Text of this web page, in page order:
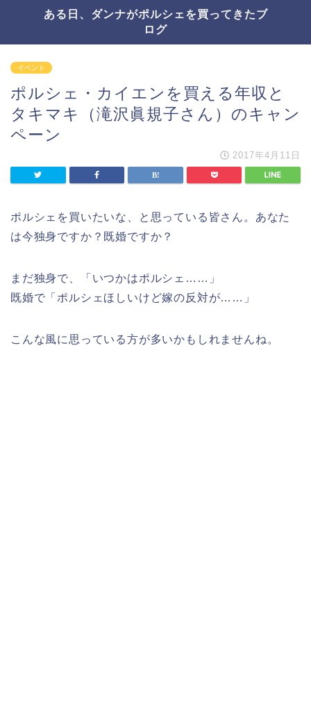
ある日、ダンナがポルシェを買ってきたブ
ログ
イベント
ポルシェ・カイエンを買える年収と
タキマキ（滝沢眞規子さん）のキャン
ペーン
2017年4月11日
ポルシェを買いたいな、と思っている皆さん。あなた
は今独身ですか？既婚ですか？
まだ独身で、「いつかはポルシェ……」
既婚で「ポルシェほしいけど嫁の反対が……」
こんな風に思っている方が多いかもしれませんね。